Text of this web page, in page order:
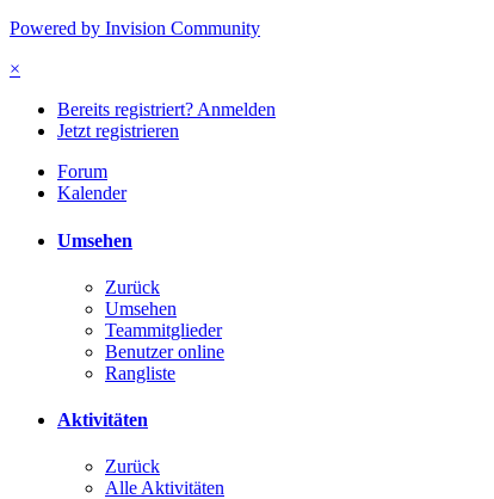
Powered by Invision Community
×
Bereits registriert? Anmelden
Jetzt registrieren
Forum
Kalender
Umsehen
Zurück
Umsehen
Teammitglieder
Benutzer online
Rangliste
Aktivitäten
Zurück
Alle Aktivitäten